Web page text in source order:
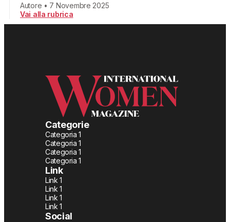
Autore • 7 Novembre 2025
Vai alla rubrica
Categorie
Categoria 1
Categoria 1
Categoria 1
Categoria 1
Link
Link 1
Link 1
Link 1
Link 1
Social